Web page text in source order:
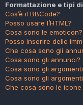
Formattazione e tipi
Cos’è il BBCode?
Posso usare l’HTML?
Cosa sono le emoticon?
Posso inserire delle
Che cosa sono gli
Cosa sono gli annunci?
Cosa sono gli
Cosa sono gli
Che cosa sono le icone